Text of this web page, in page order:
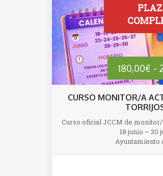
180,00€ -
CURSO MONITOR/A
Curso oficial JCCM de
18 junio – 30
Ayuntamiento